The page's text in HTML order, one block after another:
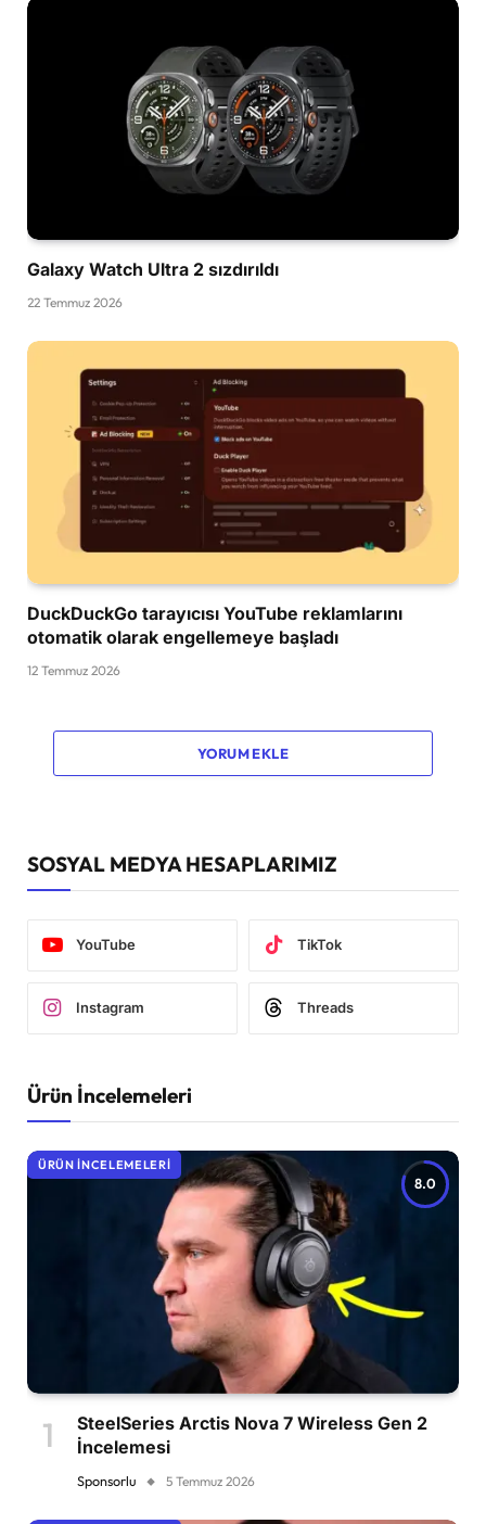
Galaxy Watch Ultra 2 sızdırıldı
22 Temmuz 2026
DuckDuckGo tarayıcısı YouTube reklamlarını
otomatik olarak engellemeye başladı
12 Temmuz 2026
YORUM EKLE
SOSYAL MEDYA HESAPLARIMIZ
YouTube TikTok
Instagram Threads
Ürün İncelemeleri
8.0
ÜRÜN İNCELEMELERI
SteelSeries Arctis Nova 7 Wireless Gen 2
İncelemesi
Sponsorlu 5 Temmuz 2026